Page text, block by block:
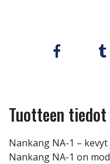
Tuotteen tiedot
Nankang NA-1 –
Nankang NA-1 on